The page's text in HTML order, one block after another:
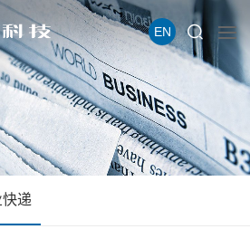
EN
递